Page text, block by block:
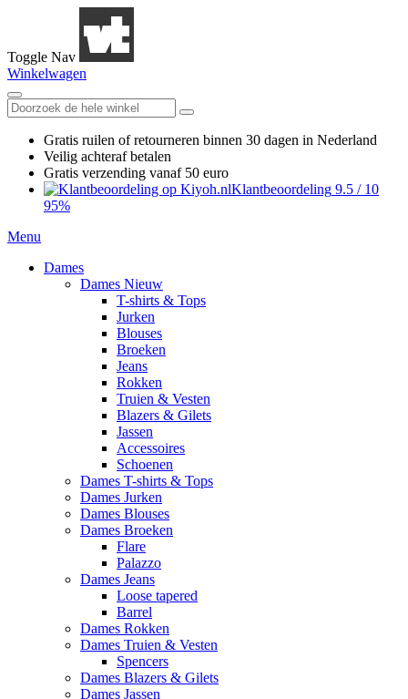
Toggle Nav
Winkelwagen
Gratis ruilen of retourneren binnen 30 dagen in Nederland
Veilig achteraf betalen
Gratis verzending vanaf 50 euro
Klantbeoordeling 9.5 / 10
95%
Menu
Dames
Dames Nieuw
T-shirts & Tops
Jurken
Blouses
Broeken
Jeans
Rokken
Truien & Vesten
Blazers & Gilets
Jassen
Accessoires
Schoenen
Dames T-shirts & Tops
Dames Jurken
Dames Blouses
Dames Broeken
Flare
Palazzo
Dames Jeans
Loose tapered
Barrel
Dames Rokken
Dames Truien & Vesten
Spencers
Dames Blazers & Gilets
Dames Jassen